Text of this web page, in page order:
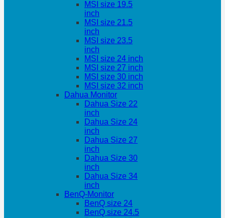
MSI size 19.5
inch
MSI size 21.5
inch
MSI size 23.5
inch
MSI size 24 inch
MSI size 27 inch
MSI size 30 inch
MSI size 32 inch
Dahua Monitor
Dahua Size 22
inch
Dahua Size 24
inch
Dahua Size 27
inch
Dahua Size 30
inch
Dahua Size 34
inch
BenQ-Monitor
BenQ size 24
BenQ size 24.5